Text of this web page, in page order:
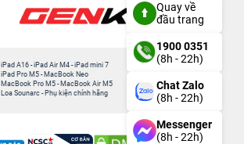
iPad A16 -iPad Air M4 -iPad mini 7
iPad Pro M5 - MacBook Neo
MacBook Pro M5 - MacBook Air M5
Loa Sounarc - Phụ kiện chính hãng
Quay về
đầu trang
1900 0351
(8h - 22h)
Chat Zalo
(8h - 22h)
Messenger
(8h - 22h)